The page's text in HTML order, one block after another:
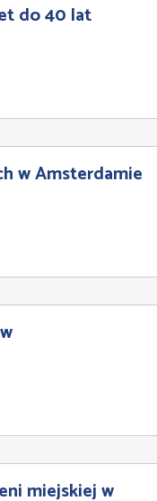
do 40 lat
w Amsterdamie
miejskiej w